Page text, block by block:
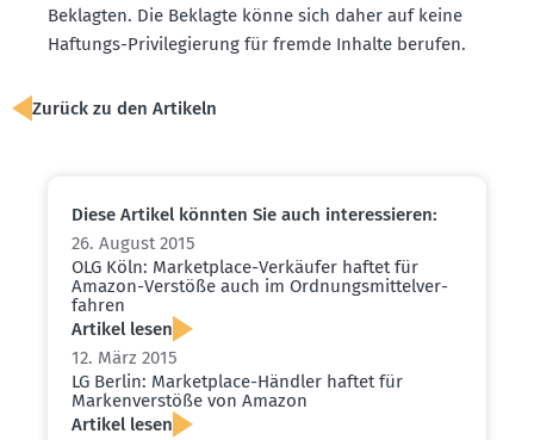
Beklagten. Die Beklagte könne sich daher auf keine
Haftungs-Privi­le­gierung für fremde Inhalte berufen.
Zurück zu den Artikeln
Diese Artikel könnten Sie auch inter­es­sieren:
26. August 2015
OLG Köln: Market­place-Verkäufer haftet für
Amazon-Verstöße auch im Ordnungs­mit­tel­ver­
fahren
Artikel lesen
12. März 2015
LG Berlin: Market­place-Händler haftet für
Marken­ver­stöße von Amazon
Artikel lesen